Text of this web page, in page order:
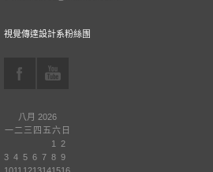
視覺傳達設計系粉絲團
八月 2026
一 二 三 四 五六 日
1
2
3 4 5 6 7 8 9